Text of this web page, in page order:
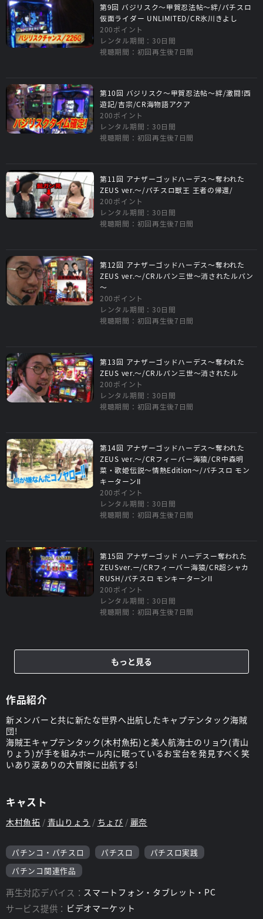
第9回 バジリスク～甲賀忍法帖～絆/パチスロ
仮面ライダー UNLIMITED/CR氷川きよし
200ポイント
レンタル期間：30日間
視聴期間：初回再生後7日間
第10回 バジリスク～甲賀忍法帖～絆/激闘!西
遊記/吉宗/CR海物語アクア
200ポイント
レンタル期間：30日間
視聴期間：初回再生後7日間
第11回 アナザーゴッドハーデス～奪われた
ZEUS ver.～/パチスロ獣王 王者の帰還/
200ポイント
レンタル期間：30日間
視聴期間：初回再生後7日間
第12回 アナザーゴッドハーデス～奪われた
ZEUS ver.～/CRルパン三世～消されたルパン
～
200ポイント
レンタル期間：30日間
視聴期間：初回再生後7日間
第13回 アナザーゴッドハーデス～奪われた
ZEUS ver.～/CRルパン三世～消されたル
200ポイント
レンタル期間：30日間
視聴期間：初回再生後7日間
第14回 アナザーゴッドハーデス～奪われた
ZEUS ver.～/CRフィーバー海猿/CR中森明
菜・歌姫伝説～情熱Edition～/パチスロ モン
キーターンII
200ポイント
レンタル期間：30日間
視聴期間：初回再生後7日間
第15回 アナザーゴッド ハーデスー奪われた
ZEUSver.ー/CRフィーバー海猿/CR超シャカ
RUSH/パチスロ モンキーターンII
200ポイント
レンタル期間：30日間
視聴期間：初回再生後7日間
もっと見る
作品紹介
新メンバーと共に新たな世界へ出航したキャプテンタック海賊
団!
海賊王キャプテンタック(木村魚拓)と美人航海士のリョウ(青山
りょう)が手を組みホール内に眠っているお宝台を発見すべく笑
いあり涙ありの大冒険に出航する!
キャスト
木村魚拓 青山りょう ちょび 麗奈
パチンコ・パチスロ パチスロ
パチスロ実践
パチンコ関連作品
再生対応デバイス： スマートフォン・タブレット・PC
サービス提供： ビデオマーケット